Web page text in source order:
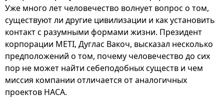
Уже много лет человечество волнует вопрос о том,
существуют ли другие цивилизации и как установить
контакт с разумными формами жизни. Президент
корпорации METI, Дуглас Вакоч, высказал несколько
предположений о том, почему человечество до сих
пор не может найти себеподобных существ и чем
миссия компании отличается от аналогичных
проектов НАСА.